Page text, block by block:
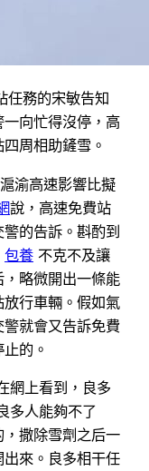
任務的宋敏告知
向忙得沒停，高
周相助鏟雪。
渝高速影響比擬
說，高速免費站
的告訴。斟酌到
包養 不克不及讓
略微開出一條能
行車輛。假如氣
就會又告訴免費
的。
網上看到，良多
多人能夠不了
撒除雪劑之后一
來。良多相干任